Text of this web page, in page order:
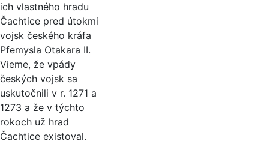
ich vlastného hradu
Čachtice pred útokmi
vojsk českého kráfa
Pfemysla Otakara II.
Vieme, že vpády
českých vojsk sa
uskutočnili v r. 1271 a
1273 a že v týchto
rokoch už hrad
Čachtice existoval.